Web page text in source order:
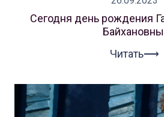
Сегодня день рождения
Читать⟶